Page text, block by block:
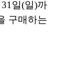
일(일)까
구매하는